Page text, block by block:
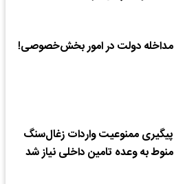
مداخله دولت در امور بخش‌خصوصی!
پیگیری ممنوعیت واردات زغال‌سنگ
منوط به وعده تامین داخلی نیاز شد